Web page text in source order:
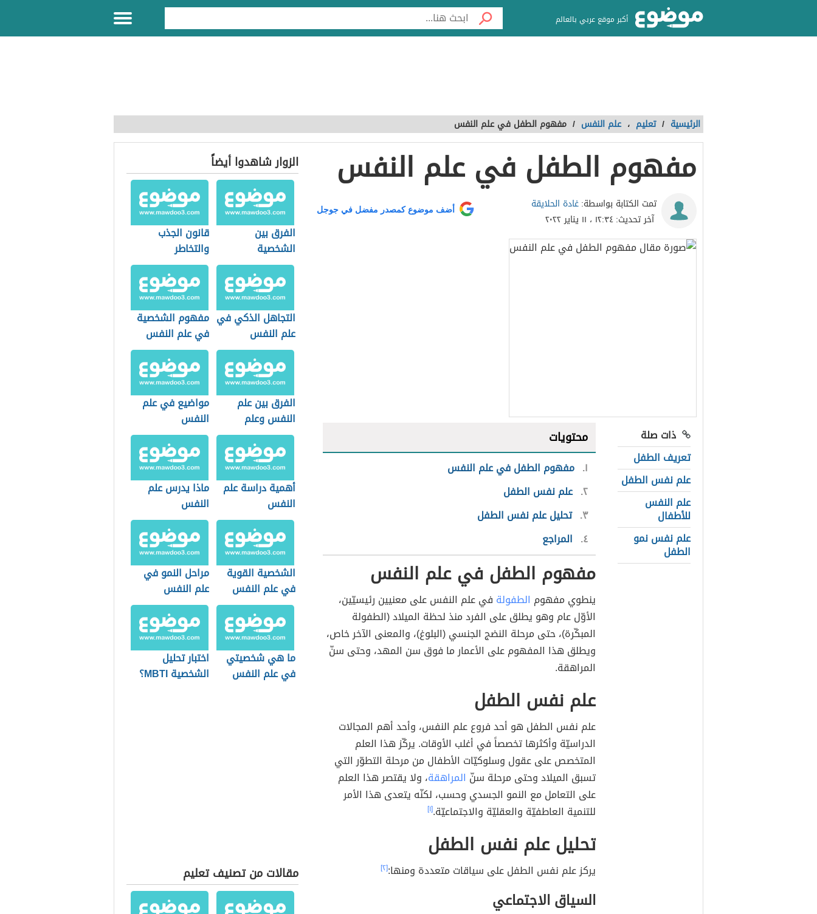
أكبر موقع عربي بالعالم
الرئيسية / تعليم ، علم النفس / مفهوم الطفل في علم النفس
مفهوم الطفل في علم النفس
تمت الكتابة بواسطة:غادة الحلايقة
آخر تحديث:١٢:٣٤ ، ١١ يناير ٢٠٢٢
أضف موضوع كمصدر مفضل في جوجل
ذات صلة
تعريف الطفل
علم نفس الطفل
علم النفس
للأطفال
علم نفس نمو
الطفل
محتويات
١ مفهوم الطفل في علم النفس
٢ علم نفس الطفل
٣ تحليل علم نفس الطفل
٤ المراجع
مفهوم الطفل في علم النفس
ينطوي مفهوم الطفولة في علم النفس على معنيين رئيسيّين،
الأوّل عام وهو يطلق على الفرد منذ لحظة الميلاد (الطفولة
المبكّرة)، حتى مرحلة النضج الجنسي (البلوغ)، والمعنى الآخر خاص،
ويطلق هذا المفهوم على الأعمار ما فوق سن المهد، وحتى سنّ
المراهقة.
علم نفس الطفل
علم نفس الطفل هو أحد فروع علم النفس، وأحد أهم المجالات
الدراسيّة وأكثرها تخصصاً في أغلب الأوقات. يركّز هذا العلم
المتخصص على عقول وسلوكيّات الأطفال من مرحلة التطوّر التي
تسبق الميلاد وحتى مرحلة سنّ المراهقة، ولا يقتصر هذا العلم
على التعامل مع النمو الجسدي وحسب، لكنّه يتعدى هذا الأمر
للتنمية العاطفيّة والعقليّة والاجتماعيّة.[١]
تحليل علم نفس الطفل
يركز علم نفس الطفل على سياقات متعددة ومنها:[٢]
السياق الاجتماعي
الزوار شاهدوا أيضاً
الفرق بين
الشخصية
السيكوباتية
والشخصية
المضادة للمجتمع
قانون الجذب
والتخاطر
التجاهل الذكي في
علم النفس
مفهوم الشخصية
في علم النفس
الفرق بين علم
النفس وعلم
الاجتماع
مواضيع في علم
النفس
أهمية دراسة علم
النفس
ماذا يدرس علم
النفس
الشخصية القوية
في علم النفس
مراحل النمو في
علم النفس
ما هي شخصيتي
في علم النفس
اختبار تحليل
الشخصية MBTI؟
مقالات من تصنيف تعليم